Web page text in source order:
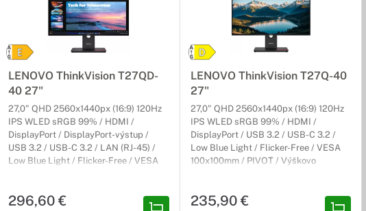
Lenovo. Odteraz si môžte užívať ničím nerušené hranie bez sekania
LENOVO ThinkVision T27QD-
40 27"
27,0" QHD 2560x1440px (16:9) 120Hz
IPS WLED sRGB 99% / HDMI /
DisplayPort / DisplayPort-výstup /
USB 3.2 / USB-C 3.2 / LAN (RJ-45) /
Low Blue Light / Flicker-Free / VESA
(3r) Carry-In
296,60 €
LENOVO ThinkVision T27Q-40
27"
27,0" QHD 2560x1440px (16:9) 120Hz
IPS WLED sRGB 99% / HDMI /
DisplayPort / USB 3.2 / USB-C 3.2 /
Low Blue Light / Flicker-Free / VESA
100x100mm / PIVOT / Výškovo
235,90 €